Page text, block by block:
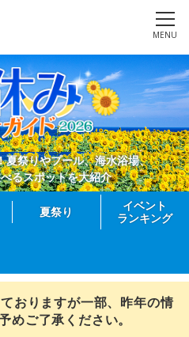
MENU
夏祭りやプール、海水浴場、
るスポットを大紹介
夏祭り
イベント
ランキング
おりますが一部、昨年の情
めご了承ください。